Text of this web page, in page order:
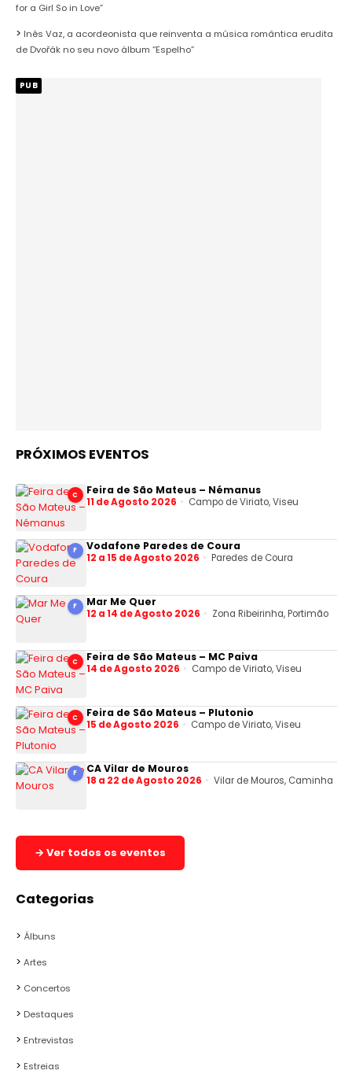
for a Girl So in Love”
Inês Vaz, a acordeonista que reinventa a música romântica erudita
de Dvořák no seu novo álbum “Espelho”
PUB
PRÓXIMOS EVENTOS
C Feira de São Mateus – Némanus
11 de Agosto 2026 Campo de Viriato, Viseu
F Vodafone Paredes de Coura
12 a 15 de Agosto 2026 Paredes de Coura
F Mar Me Quer
12 a 14 de Agosto 2026 Zona Ribeirinha, Portimão
C Feira de São Mateus – MC Paiva
14 de Agosto 2026 Campo de Viriato, Viseu
C Feira de São Mateus – Plutonio
15 de Agosto 2026 Campo de Viriato, Viseu
F CA Vilar de Mouros
18 a 22 de Agosto 2026 Vilar de Mouros, Caminha
→ Ver todos os eventos
Categorias
Álbuns
Artes
Concertos
Destaques
Entrevistas
Estreias